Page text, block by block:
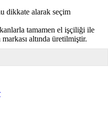
dikkate alarak seçim
tamamen el işçiliği ile
altında üretilmiştir.